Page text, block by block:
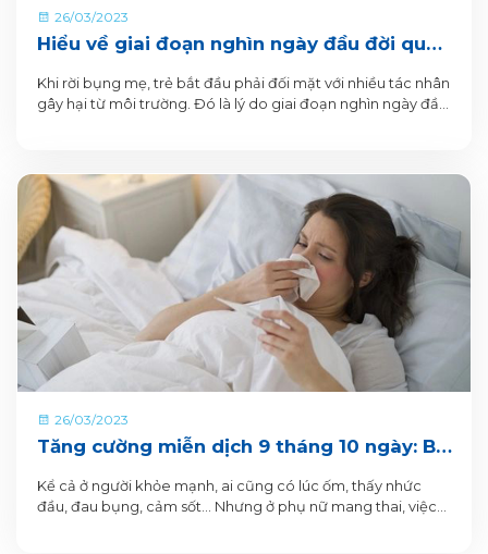
26/03/2023
Hiểu về giai đoạn nghìn ngày đầu đời qua
5 tiêu chí dinh dưỡng trọn vẹn cho trẻ
Khi rời bụng mẹ, trẻ bắt đầu phải đối mặt với nhiều tác nhân
gây hại từ môi trường. Đó là lý do giai đoạn nghìn ngày đầu
26/03/2023
Tăng cường miễn dịch 9 tháng 10 ngày: Bí
quyết vàng để mẹ bầu tạm biệt nỗi lo mắc
bệnh, thai nhi ra đời khỏe mạnh
Kể cả ở người khỏe mạnh, ai cũng có lúc ốm, thấy nhức
đầu, đau bụng, cảm sốt... Nhưng ở phụ nữ mang thai, việc